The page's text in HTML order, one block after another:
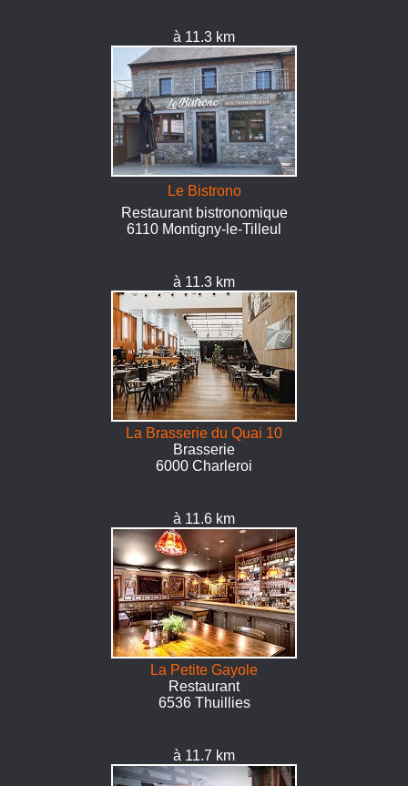
à 11.3 km
Le Bistrono
Restaurant bistronomique
6110 Montigny-le-Tilleul
à 11.3 km
La Brasserie du Quai 10
Brasserie
6000 Charleroi
à 11.6 km
La Petite Gayole
Restaurant
6536 Thuillies
à 11.7 km